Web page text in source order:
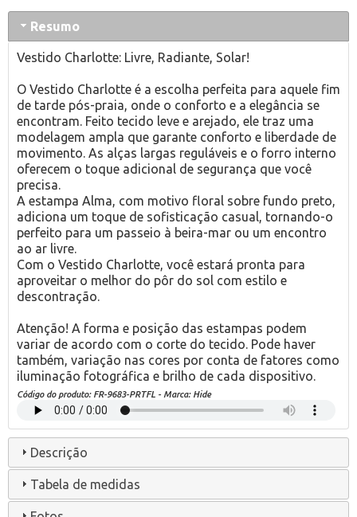
Resumo
Vestido Charlotte: Livre, Radiante, Solar!
O Vestido Charlotte é a escolha perfeita para aquele fim
de tarde pós-praia, onde o conforto e a elegância se
encontram. Feito tecido leve e arejado, ele traz uma
modelagem ampla que garante conforto e liberdade de
movimento. As alças largas reguláveis e o forro interno
oferecem o toque adicional de segurança que você
precisa.
A estampa Alma, com motivo floral sobre fundo preto,
adiciona um toque de sofisticação casual, tornando-o
perfeito para um passeio à beira-mar ou um encontro
ao ar livre.
Com o Vestido Charlotte, você estará pronta para
aproveitar o melhor do pôr do sol com estilo e
descontração.
Atenção! A forma e posição das estampas podem
variar de acordo com o corte do tecido. Pode haver
também, variação nas cores por conta de fatores como
iluminação fotográfica e brilho de cada dispositivo.
Código do produto: FR-9683-PRTFL - Marca: Hide
Descrição
Tabela de medidas